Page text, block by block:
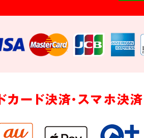
カード決済・スマホ決済